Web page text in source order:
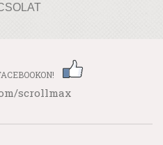
scrollmax